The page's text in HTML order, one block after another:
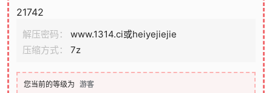
21742
解压密码：
www.1314.ci或heiyejiejie
压缩方式：
7z
您当前的等级为 游客